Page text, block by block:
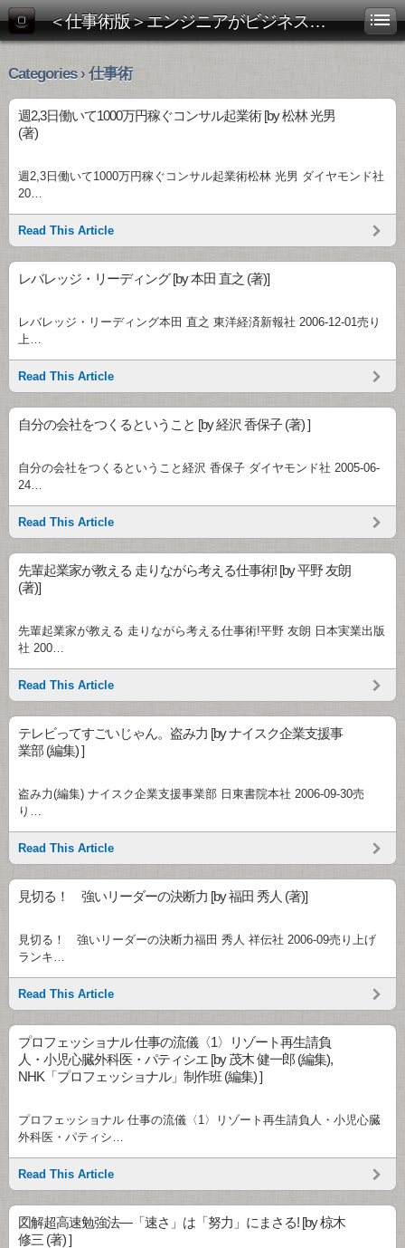
＜仕事術版＞エンジニアがビジネス書を斬る！
Categories › 仕事術
週2,3日働いて1000万円稼ぐコンサル起業術 [by 松林 光男
(著)
週2,3日働いて1000万円稼ぐコンサル起業術松林 光男 ダイヤモンド社
20…
Read This Article
レバレッジ・リーディング [by 本田 直之 (著)]
レバレッジ・リーディング本田 直之 東洋経済新報社 2006-12-01売り
上…
Read This Article
自分の会社をつくるということ [by 経沢 香保子 (著) ]
自分の会社をつくるということ経沢 香保子 ダイヤモンド社 2005-06-
24…
Read This Article
先輩起業家が教える 走りながら考える仕事術! [by 平野 友朗
(著)]
先輩起業家が教える 走りながら考える仕事術!平野 友朗 日本実業出版
社 200…
Read This Article
テレビってすごいじゃん。盗み力 [by ナイスク企業支援事
業部 (編集) ]
盗み力(編集) ナイスク企業支援事業部 日東書院本社 2006-09-30売
り…
Read This Article
見切る！ 強いリーダーの決断力 [by 福田 秀人 (著)]
見切る！ 強いリーダーの決断力福田 秀人 祥伝社 2006-09売り上げ
ランキ…
Read This Article
プロフェッショナル 仕事の流儀〈1〉リゾート再生請負
人・小児心臓外科医・パティシエ [by 茂木 健一郎 (編集),
NHK「プロフェッショナル」制作班 (編集) ]
プロフェッショナル 仕事の流儀〈1〉リゾート再生請負人・小児心臓
外科医・パティシ…
Read This Article
図解超高速勉強法―「速さ」は「努力」にまさる! [by 椋木
修三 (著) ]